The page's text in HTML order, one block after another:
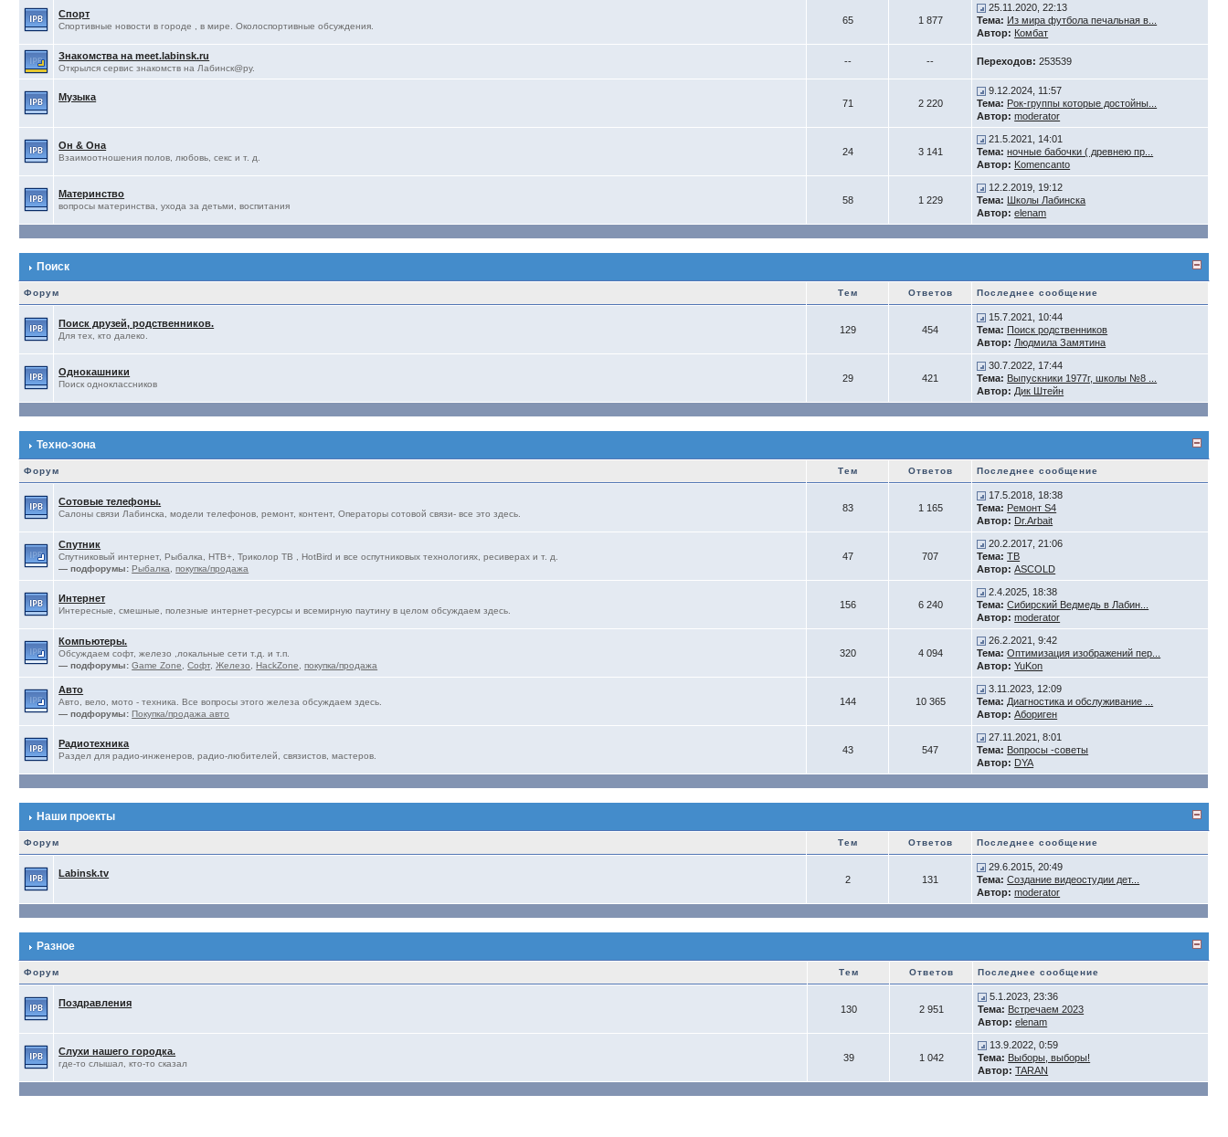
Спорт
Спортивные новости в городе , в мире. Околоспортивные обсуждения.
65 1 877
25.11.2020, 22:13
Тема: Из мира футбола печальная в...
Автор: Комбат
Знакомства на meet.labinsk.ru
Открылся сервис знакомств на Лабинск@ру.
-- -- Переходов: 253539
Музыка
71 2 220
9.12.2024, 11:57
Тема: Рок-группы которые достойны...
Автор: moderator
Он & Она
Взаимоотношения полов, любовь, секс и т. д.
24 3 141
21.5.2021, 14:01
Тема: ночные бабочки ( древнею пр...
Автор: Komencanto
Материнство
вопросы материнства, ухода за детьми, воспитания
58 1 229
12.2.2019, 19:12
Тема: Школы Лабинска
Автор: elenam
Поиск
Форум Тем Ответов Последнее сообщение
Поиск друзей, родственников.
Для тех, кто далеко.
129 454
15.7.2021, 10:44
Тема: Поиск родственников
Автор: Людмила Замятина
Однокашники
Поиск одноклассников
29 421
30.7.2022, 17:44
Тема: Выпускники 1977г, школы №8 ...
Автор: Дик Штейн
Техно-зона
Форум Тем Ответов Последнее сообщение
Сотовые телефоны.
Салоны связи Лабинска, модели телефонов, ремонт, контент, Операторы сотовой связи- все это здесь.
83 1 165
17.5.2018, 18:38
Тема: Ремонт S4
Автор: Dr.Arbait
Спутник
Спутниковый интернет, Рыбалка, НТВ+, Триколор ТВ , HotBird и все оспутниковых технологиях, ресиверах и т. д.
— подфорумы: Рыбалка ,покупка/продажа
47 707
20.2.2017, 21:06
Тема: ТВ
Автор: ASCOLD
Интернет
Интересные, смешные, полезные интернет-ресурсы и всемирную паутину в целом обсуждаем здесь.
156 6 240
2.4.2025, 18:38
Тема: Сибирский Ведмедь в Лабин...
Автор: moderator
Компьютеры.
Обсуждаем софт, железо ,локальные сети т.д. и т.п.
— подфорумы: Game Zone ,Софт,Железо ,HackZone ,покупка/продажа
320 4 094
26.2.2021, 9:42
Тема: Оптимизация изображений пер...
Автор: YuKon
Авто
Авто, вело, мото - техника. Все вопросы этого железа обсуждаем здесь.
— подфорумы: Покупка/продажа авто
144 10 365
3.11.2023, 12:09
Тема: Диагностика и обслуживание ...
Автор: Абориген
Радиотехника
Раздел для радио-инженеров, радио-любителей, связистов, мастеров.
43 547
27.11.2021, 8:01
Тема: Вопросы -советы
Автор: DYA
Наши проекты
Форум Тем Ответов Последнее сообщение
Labinsk.tv
2 131
29.6.2015, 20:49
Тема: Создание видеостудии дет...
Автор: moderator
Разное
Форум Тем Ответов Последнее сообщение
Поздравления
130 2 951
5.1.2023, 23:36
Тема: Встречаем 2023
Автор: elenam
Слухи нашего городка.
где-то слышал, кто-то сказал
39 1 042
13.9.2022, 0:59
Тема: Выборы, выборы!
Автор: TARAN